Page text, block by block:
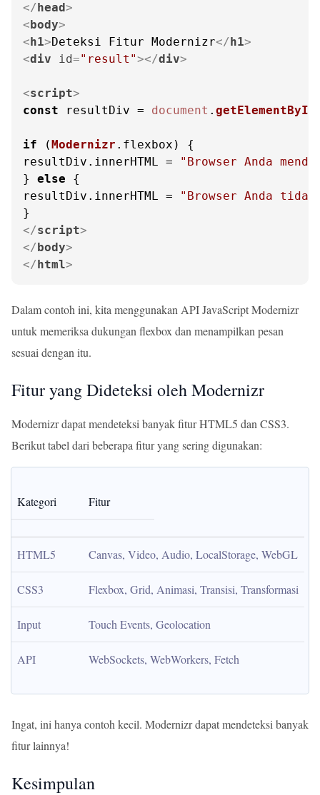
</head>
<body>
<h1>Deteksi Fitur Modernizr</h1>
<div id="result"></div>
<script>
const resultDiv = document . getElementById
if (Modernizr . flexbox ) {
resultDiv. innerHTML =
"Browser Anda
} else {
resultDiv. innerHTML =
"Browser Anda tidak
</script>
</body>
</html>
Dalam contoh ini, kita menggunakan API JavaScript Modernizr
untuk memeriksa dukungan flexbox dan menampilkan pesan
sesuai dengan itu.
Fitur yang Dideteksi oleh Modernizr
Modernizr dapat mendeteksi banyak fitur HTML5 dan CSS3.
Berikut tabel dari beberapa fitur yang sering digunakan:
Kategori Fitur
HTML5 Canvas, Video, Audio, LocalStorage, WebGL
CSS3 Flexbox, Grid, Animasi, Transisi, Transformasi
Input Touch Events, Geolocation
API WebSockets, WebWorkers, Fetch
Ingat, ini hanya contoh kecil. Modernizr dapat mendeteksi banyak
fitur lainnya!
Kesimpulan